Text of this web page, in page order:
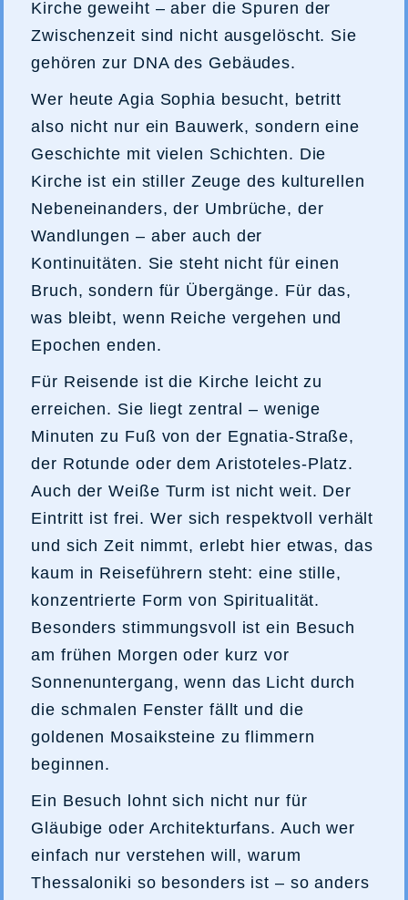
Kirche geweiht – aber die Spuren der
Zwischenzeit sind nicht ausgelöscht. Sie
gehören zur DNA des Gebäudes.
Wer heute Agia Sophia besucht, betritt
also nicht nur ein Bauwerk, sondern eine
Geschichte mit vielen Schichten. Die
Kirche ist ein stiller Zeuge des kulturellen
Nebeneinanders, der Umbrüche, der
Wandlungen – aber auch der
Kontinuitäten. Sie steht nicht für einen
Bruch, sondern für Übergänge. Für das,
was bleibt, wenn Reiche vergehen und
Epochen enden.
Für Reisende ist die Kirche leicht zu
erreichen. Sie liegt zentral – wenige
Minuten zu Fuß von der Egnatia-Straße,
der Rotunde oder dem Aristoteles-Platz.
Auch der Weiße Turm ist nicht weit. Der
Eintritt ist frei. Wer sich respektvoll verhält
und sich Zeit nimmt, erlebt hier etwas, das
kaum in Reiseführern steht: eine stille,
konzentrierte Form von Spiritualität.
Besonders stimmungsvoll ist ein Besuch
am frühen Morgen oder kurz vor
Sonnenuntergang, wenn das Licht durch
die schmalen Fenster fällt und die
goldenen Mosaiksteine zu flimmern
beginnen.
Ein Besuch lohnt sich nicht nur für
Gläubige oder Architekturfans. Auch wer
einfach nur verstehen will, warum
Thessaloniki so besonders ist – so anders